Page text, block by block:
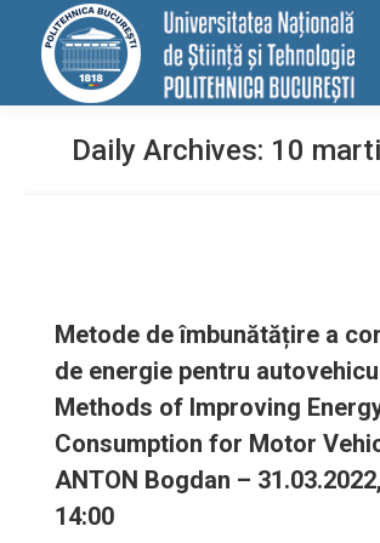
conținut
Daily Archives: 10
Metode de îmbunătățire a
de energie pentru
Methods of Improving
Consumption for Motor
ANTON Bogdan –
14:00